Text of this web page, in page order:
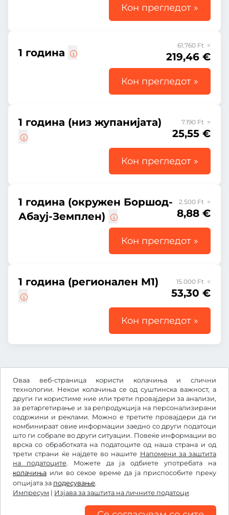
Оваа веб-страница користи колачиња и слични
технологии. Некои колачиња се од суштинска важност, а
други ги користиме ние или трети провајдери за анализи,
за ретаргетирање и за репродукција на персонализирани
содржини и реклами. Можно е третите провајдери да ги
комбинираат овие информации заедно со други податоци
што ги собрале во други ситуации. Повеќе информации во
врска со обработката на податоците од наша страна и од
трети страни ќе најдете во нашите Напомени за заштита
на податоците. Можете да ја одбиете употребата на
колачиња или во секое време да ја приспособите преку
опцијата за подесување.
Импресум | Изјава за заштита на личните податоци
Кон прегледот »
1 година
61.760 Ft =
219,46 €
Кон прегледот »
1 година (низ жупанијата) 7.190 Ft =
25,55 €
Кон прегледот »
1 година (окружен Боршод-
Абауј-Земплен)
2.500 Ft =
8,88 €
Кон прегледот »
1 година (регионален M1) 15.000 Ft =
53,30 €
Кон прегледот »
Сите цени со вклучен законски ДДВ.
€EUR
Facebook Instagram
Општи услови и правила / Право на откажување
Изјава за заштита на личните податоци
Подесување на колачињата
Импресум